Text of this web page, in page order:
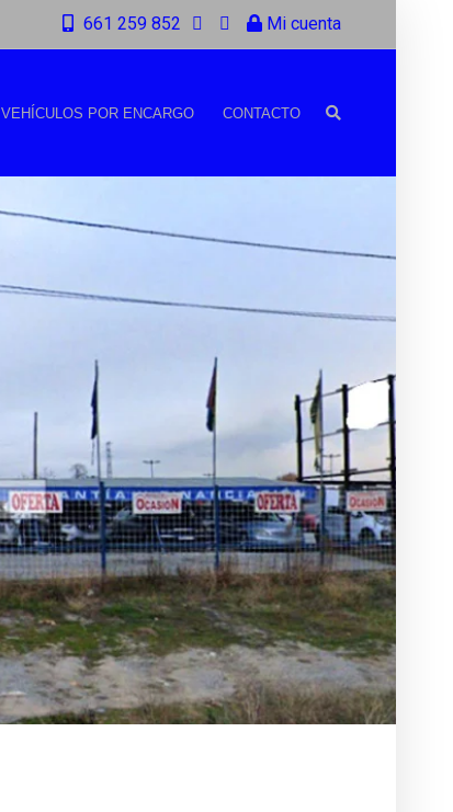
661 259 852 Mi cuenta
VEHÍCULOS POR ENCARGO CONTACTO